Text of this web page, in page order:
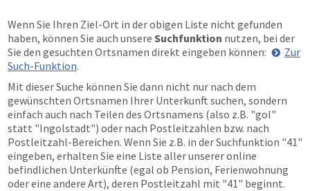
Wenn Sie Ihren Ziel-Ort in der obigen Liste nicht gefunden
haben, können Sie auch unsere Suchfunktion nutzen, bei der
Sie den gesuchten Ortsnamen direkt eingeben können:
Zur
Such-Funktion.
Mit dieser Suche können Sie dann nicht nur nach dem
gewünschten Ortsnamen Ihrer Unterkunft suchen, sondern
einfach auch nach Teilen des Ortsnamens (also z.B. "gol"
statt "Ingolstadt") oder nach Postleitzahlen bzw. nach
Postleitzahl-Bereichen. Wenn Sie z.B. in der Suchfunktion "41"
eingeben, erhalten Sie eine Liste aller unserer online
befindlichen Unterkünfte (egal ob Pension, Ferienwohnung
oder eine andere Art), deren Postleitzahl mit "41" beginnt.